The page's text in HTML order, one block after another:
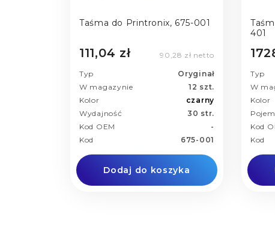
Taśma do Printronix, 675-001
111,04 zł 90,28 zł netto
Typ
Oryginał
W magazynie
12 szt.
Kolor
czarny
Wydajność
30 str.
Kod OEM
-
Kod
675-001
Dodaj do koszyka
401
Typ
W
Kolor
Kod
Kod